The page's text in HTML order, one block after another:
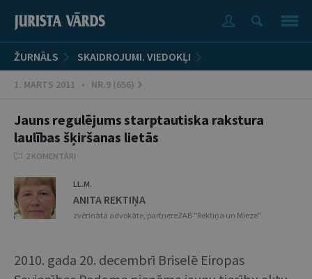
ŽURNĀLS SKAIDROJUMI. VIEDOKĻI
1. MARTS 2011 • NR.9 (656)
Jauns regulējums starptautiska rakstura
laulības šķiršanas lietās
2 KOMENTĀRI
LL.M.
ANITA REKTIŅA
zvērināta advokāte, partnereZAB "Rektiņa un Mieze"
2010. gada 20. decembrī Briselē Eiropas